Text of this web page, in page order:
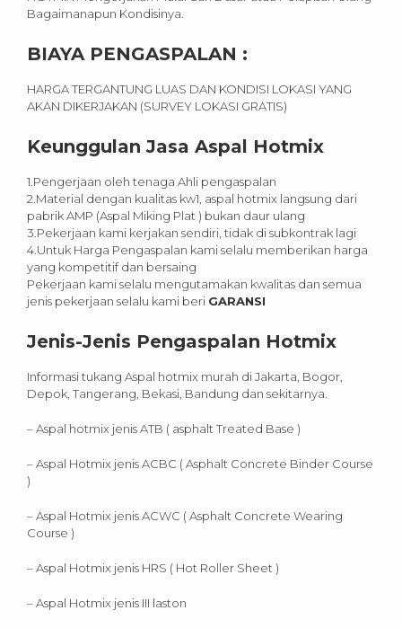
Bagaimanapun Kondisinya.
BIAYA PENGASPALAN :
HARGA TERGANTUNG LUAS DAN KONDISI LOKASI YANG
AKAN DIKERJAKAN (SURVEY LOKASI GRATIS)
Keunggulan Jasa Aspal Hotmix
1.Pengerjaan oleh tenaga Ahli pengaspalan
2.Material dengan kualitas kw1, aspal hotmix langsung dari
pabrik AMP (Aspal Miking Plat ) bukan daur ulang
3.Pekerjaan kami kerjakan sendiri, tidak di subkontrak lagi
4.Untuk Harga Pengaspalan kami selalu memberikan harga
yang kompetitif dan bersaing
Pekerjaan kami selalu mengutamakan kwalitas dan semua
jenis pekerjaan selalu kami beri GARANSI
Jenis-Jenis Pengaspalan Hotmix
Informasi tukang Aspal hotmix murah di Jakarta, Bogor,
Depok, Tangerang, Bekasi, Bandung dan sekitarnya.
– Aspal hotmix jenis ATB ( asphalt Treated Base )
– Aspal Hotmix jenis ACBC ( Asphalt Concrete Binder Course
)
– Aspal Hotmix jenis ACWC ( Asphalt Concrete Wearing
Course )
– Aspal Hotmix jenis HRS ( Hot Roller Sheet )
– Aspal Hotmix jenis III laston